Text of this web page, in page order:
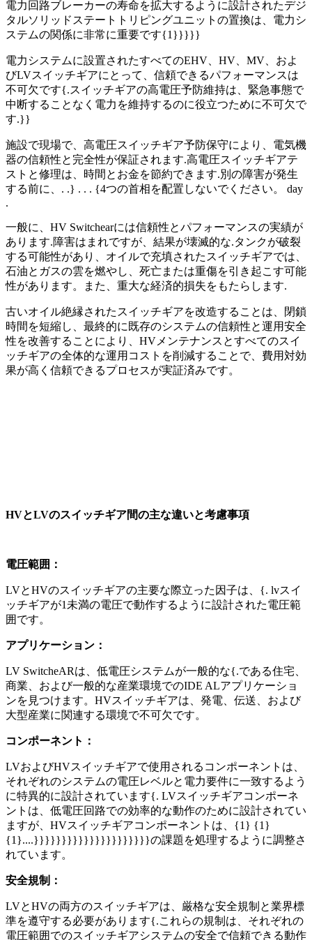
電力回路ブレーカーの寿命を拡大するように設計されたデジ
タルソリッドステートトリピングユニットの置換は、電力シ
ステムの関係に非常に重要です{1}}}}}
電力システムに設置されたすべてのEHV、HV、MV、およ
びLVスイッチギアにとって、信頼できるパフォーマンスは
不可欠です{.スイッチギアの高電圧予防維持は、緊急事態で
中断することなく電力を維持するのに役立つために不可欠で
す.}}
施設で現場で、高電圧スイッチギア予防保守により、電気機
器の信頼性と完全性が保証されます.高電圧スイッチギアテ
ストと修理は、時間とお金を節約できます.別の障害が発生
する前に、. .} . . . {4つの首相を配置しないでください。 day
.
一般に、HV Switchearには信頼性とパフォーマンスの実績が
あります.障害はまれですが、結果が壊滅的な.タンクが破裂
する可能性があり、オイルで充填されたスイッチギアでは、
石油とガスの雲を燃やし、死亡または重傷を引き起こす可能
性があります。また、重大な経済的損失をもたらします.
古いオイル絶縁されたスイッチギアを改造することは、閉鎖
時間を短縮し、最終的に既存のシステムの信頼性と運用安全
性を改善することにより、HVメンテナンスとすべてのスイ
ッチギアの全体的な運用コストを削減することで、費用対効
果が高く信頼できるプロセスが実証済みです。
HVとLVのスイッチギア間の主な違いと考慮事項
電圧範囲：
LVとHVのスイッチギアの主要な際立った因子は、{. lvスイ
ッチギアが1未満の電圧で動作するように設計された電圧範
囲です。
アプリケーション：
LV SwitcheARは、低電圧システムが一般的な{.である住宅、
商業、および一般的な産業環境でのIDE ALアプリケーショ
ンを見つけます。HVスイッチギアは、発電、伝送、および
大型産業に関連する環境で不可欠です。
コンポーネント：
LVおよびHVスイッチギアで使用されるコンポーネントは、
それぞれのシステムの電圧レベルと電力要件に一致するよう
に特異的に設計されています{. LVスイッチギアコンポーネ
ントは、低電圧回路での効率的な動作のために設計されてい
ますが、HVスイッチギアコンポーネントは、{1} {1}
{1}....}}}}}}}}}}}}}}}}}}}}}の課題を処理するように調整さ
れています。
安全規制：
LVとHVの両方のスイッチギアは、厳格な安全規制と業界標
準を遵守する必要があります{.これらの規制は、それぞれの
電圧範囲でのスイッチギアシステムの安全で信頼できる動作